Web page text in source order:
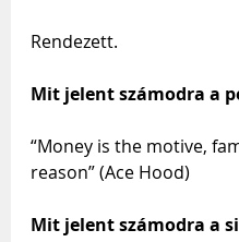
Rendezett.
Mit jelent számodra a
“Money is the motive,
reason” (Ace Hood)
Mit jelent számodra a